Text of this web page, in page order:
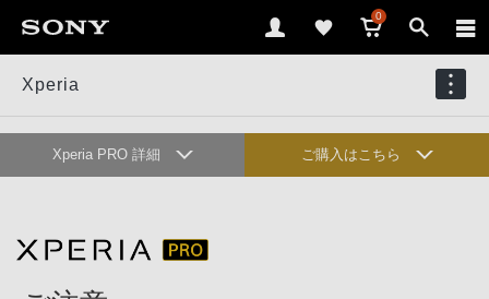
0
Xperia
Xperia PRO 詳細 ご購入はこちら